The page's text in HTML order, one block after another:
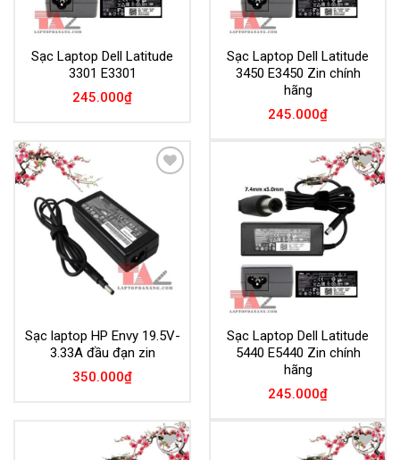
Sạc Laptop Dell Latitude
3301 E3301
245.000₫
Sạc Laptop Dell Latitude
3450 E3450 Zin chính
hãng
245.000₫
Sạc laptop HP Envy 19.5V-
3.33A đầu đạn zin
350.000₫
Add to
Wishlist
Sạc Laptop Dell Latitude
5440 E5440 Zin chính
hãng
245.000₫